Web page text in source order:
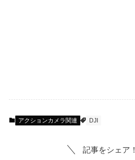
アクションカメラ関連 DJI
記事をシェア！